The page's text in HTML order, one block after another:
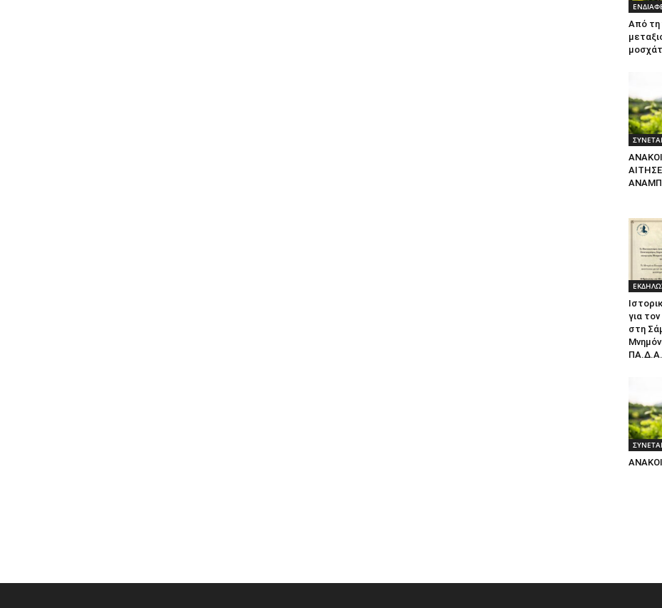
Από τη
για
στη